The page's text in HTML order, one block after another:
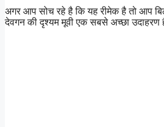
अगर आप सोच रहे है कि यह रीमेक है तो आप
देवगन की दृश्यम मूवी एक सबसे अच्छा